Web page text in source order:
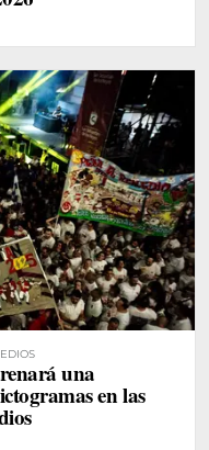
una
en las